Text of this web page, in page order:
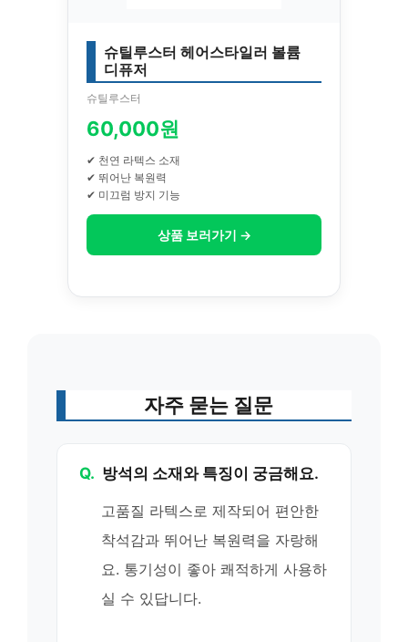
슈틸루스터 헤어스타일러 볼륨
디퓨저
슈틸루스터
60,000원
✔ 천연 라텍스 소재
✔ 뛰어난 복원력
✔ 미끄럼 방지 기능
상품 보러가기 →
자주 묻는 질문
Q. 방석의 소재와 특징이 궁금해요.
고품질 라텍스로 제작되어 편안한
착석감과 뛰어난 복원력을 자랑해
요. 통기성이 좋아 쾌적하게 사용하
실 수 있답니다.